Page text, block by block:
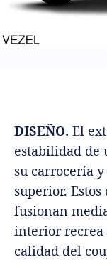
DISEÑO. El
estabilidad de
su carrocería
superior.
fusionan
interior recrea
calidad del